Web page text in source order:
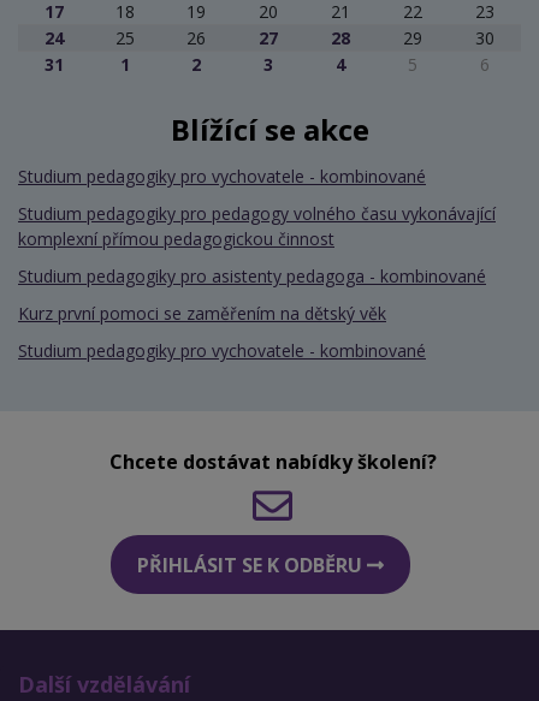
17
18 19 20 21 22
23
24
25 26 27 28 29
30
31
1 2 3 4 5 6
Blížící se akce
Studium pedagogiky pro vychovatele - kombinované
Studium pedagogiky pro pedagogy volného času vykonávající
komplexní přímou pedagogickou činnost
Studium pedagogiky pro asistenty pedagoga - kombinované
Kurz první pomoci se zaměřením na dětský věk
Studium pedagogiky pro vychovatele - kombinované
Chcete dostávat nabídky školení?
PŘIHLÁSIT SE K ODBĚRU
Další vzdělávání